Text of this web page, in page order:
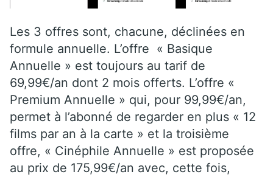
Les 3 offres sont, chacune, déclinées en
formule annuelle. L’offre « Basique
Annuelle » est toujours au tarif de
69,99€/an dont 2 mois offerts. L’offre «
Premium Annuelle » qui, pour 99,99€/an,
permet à l’abonné de regarder en plus « 12
films par an à la carte » et la troisième
offre, « Cinéphile Annuelle » est proposée
au prix de 175,99€/an avec, cette fois,